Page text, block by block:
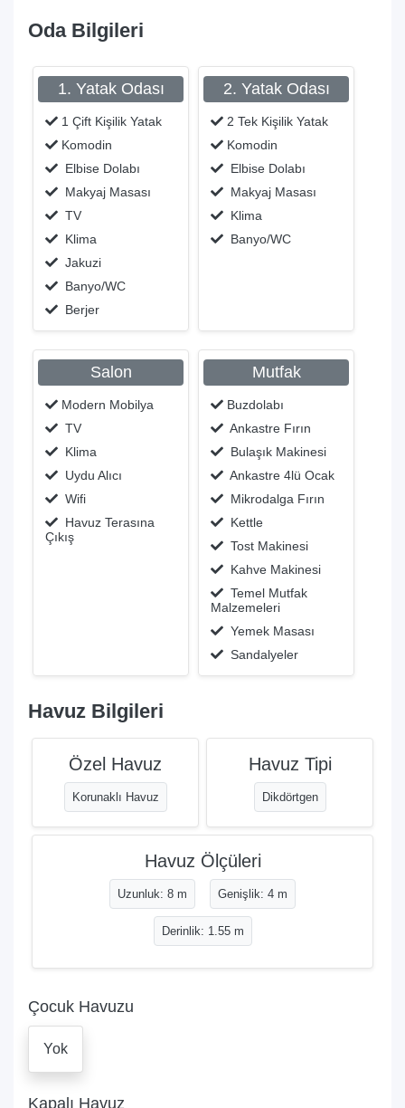
Oda Bilgileri
1. Yatak Odası
1 Çift Kişilik Yatak
Komodin
Elbise Dolabı
Makyaj Masası
TV
Klima
Jakuzi
Banyo/WC
Berjer
2. Yatak Odası
2 Tek Kişilik Yatak
Komodin
Elbise Dolabı
Makyaj Masası
Klima
Banyo/WC
Salon
Modern Mobilya
TV
Klima
Uydu Alıcı
Wifi
Havuz Terasına
Çıkış
Mutfak
Buzdolabı
Ankastre Fırın
Bulaşık Makinesi
Ankastre 4lü Ocak
Mikrodalga Fırın
Kettle
Tost Makinesi
Kahve Makinesi
Temel Mutfak
Malzemeleri
Yemek Masası
Sandalyeler
Havuz Bilgileri
Özel Havuz
Korunaklı Havuz
Havuz Tipi
Dikdörtgen
Havuz Ölçüleri
Uzunluk: 8 m Genişlik: 4 m
Derinlik: 1.55 m
Çocuk Havuzu
Yok
Kapalı Havuz